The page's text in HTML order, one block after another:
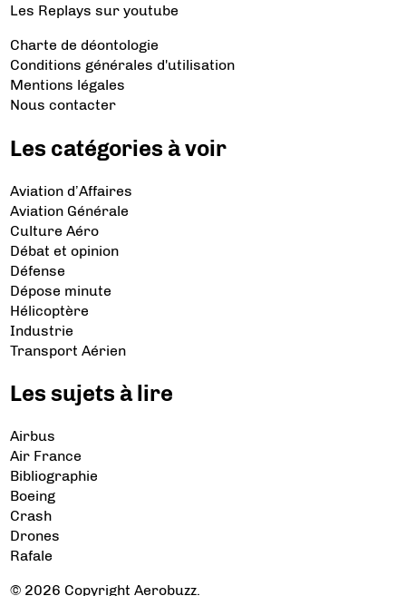
Les Replays sur youtube
Charte de déontologie
Conditions générales d'utilisation
Mentions légales
Nous contacter
Les catégories à voir
Aviation d’Affaires
Aviation Générale
Culture Aéro
Débat et opinion
Défense
Dépose minute
Hélicoptère
Industrie
Transport Aérien
Les sujets à lire
Airbus
Air France
Bibliographie
Boeing
Crash
Drones
Rafale
© 2026 Copyright Aerobuzz.